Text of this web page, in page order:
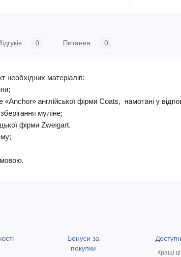
0 Питання 0
необхідних матеріалів:
«Anchor» англійської фірми Coats, намотані у
муліне;
фірми Zweigart.
мовою.
Бонуси за
покупки
Кращі